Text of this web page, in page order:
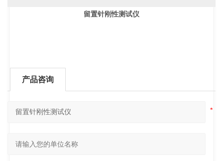
留置针刚性测试仪
产品咨询